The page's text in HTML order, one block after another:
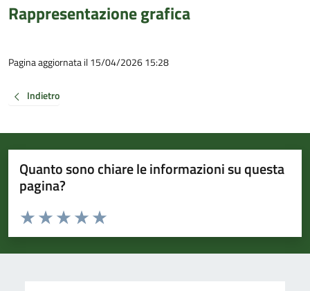
Rappresentazione grafica
Pagina aggiornata il 15/04/2026 15:28
Indietro
Quanto sono chiare le informazioni su questa
pagina?
Valuta da 1 a 5 stelle la pagina
Valuta 5 stelle su 5
Valuta 4 stelle su 5
Valuta 3 stelle su 5
Valuta 2 stelle su 5
Valuta 1 stelle su 5